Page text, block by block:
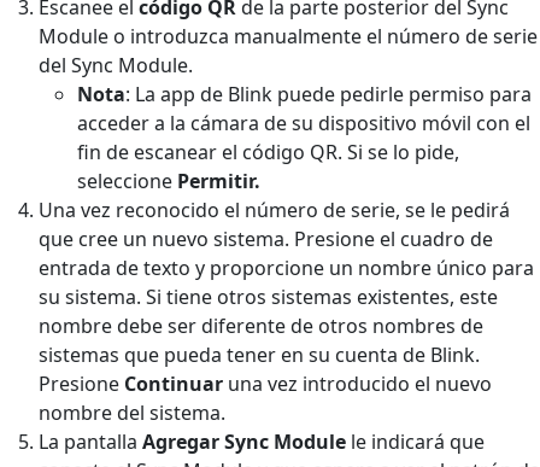
Escanee el código QRde la parte posterior del Sync
Module o introduzca manualmente el número de serie
del Sync Module.
Nota: La app de Blink puede pedirle permiso para
acceder a la cámara de su dispositivo móvil con el
fin de escanear el código QR. Si se lo pide,
seleccione Permitir.
Una vez reconocido el número de serie, se le pedirá
que cree un nuevo sistema. Presione el cuadro de
entrada de texto y proporcione un nombre único para
su sistema. Si tiene otros sistemas existentes, este
nombre debe ser diferente de otros nombres de
sistemas que pueda tener en su cuenta de Blink.
Presione Continuar una vez introducido el nuevo
nombre del sistema.
La pantalla Agregar Sync Module le indicará que